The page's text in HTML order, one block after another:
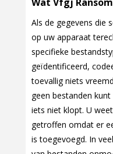
Wat Vfgj
Als de gegevens die
op uw apparaat
specifieke
geïdentificeerd,
toevallig niets
geen bestanden
iets niet klopt. U
getroffen omdat er
is toegevoegd. In